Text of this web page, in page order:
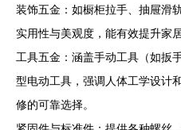
装饰五金：如橱柜拉手、抽屉滑
实用性与美观度，能有效提升家
工具五金：涵盖手动工具（如扳
型电动工具，强调人体工学设计
修的可靠选择。